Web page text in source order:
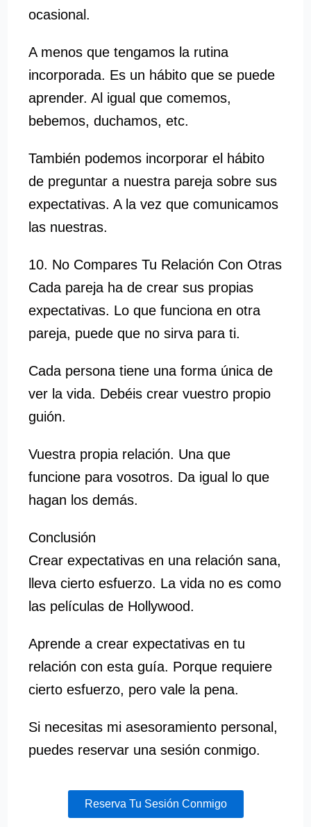
ocasional.
A menos que tengamos la rutina
incorporada. Es un hábito que se puede
aprender. Al igual que comemos,
bebemos, duchamos, etc.
También podemos incorporar el hábito
de preguntar a nuestra pareja sobre sus
expectativas. A la vez que comunicamos
las nuestras.
10. No Compares Tu Relación Con Otras
Cada pareja ha de crear sus propias
expectativas. Lo que funciona en otra
pareja, puede que no sirva para ti.
Cada persona tiene una forma única de
ver la vida. Debéis crear vuestro propio
guión.
Vuestra propia relación. Una que
funcione para vosotros. Da igual lo que
hagan los demás.
Conclusión
Crear expectativas en una relación sana,
lleva cierto esfuerzo. La vida no es como
las películas de Hollywood.
Aprende a crear expectativas en tu
relación con esta guía. Porque requiere
cierto esfuerzo, pero vale la pena.
Si necesitas mi asesoramiento personal,
puedes reservar una sesión conmigo.
Reserva Tu Sesión Conmigo